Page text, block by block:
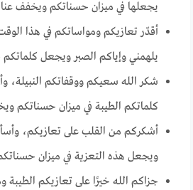
يجعلها في ميزان حسناتكم ويخفف
أقدّر تعازيكم ومواساتكم في هذا
يلهمني وإياكم الصبر ويجعل
شكر الله سعيكم ووقفاتكم النبيلة،
كلماتكم الطيبة في ميزان حسناتكم
أشكركم من القلب على تعازيكم،
ويجعل هذه التعزية في ميزان
جزاكم الله خيرًا على تعازيكم الطيبة